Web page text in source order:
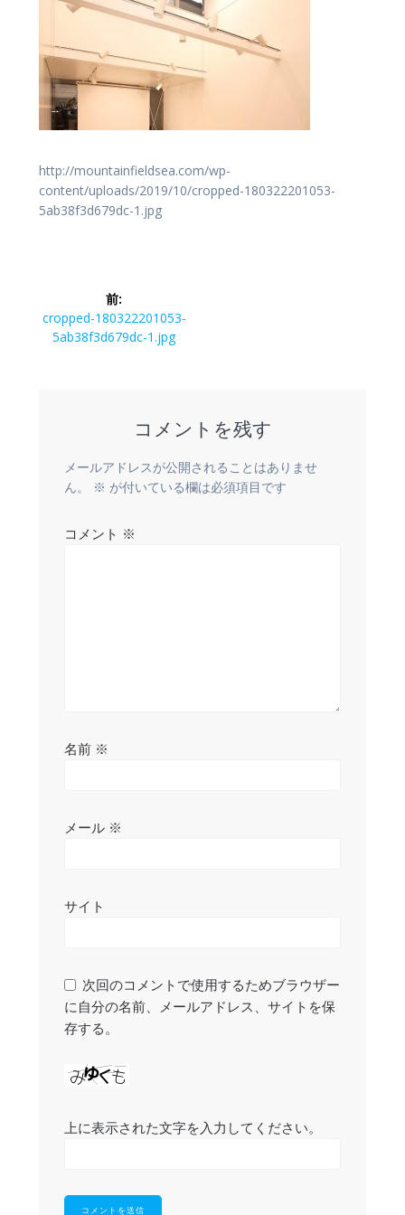
http://mountainfieldsea.com/wp-
content/uploads/2019/10/cropped-180322201053-
5ab38f3d679dc-1.jpg
稿
前:
前
の
cropped-180322201053-
5ab38f3d679dc-1.jpg
コメントを残す
メールアドレスが公開されることはありませ
ん。
※ が付いている欄は必須項目です
コメント ※
名前 ※
メール ※
サイト
次回のコメントで使用するためブラウザー
に自分の名前、メールアドレス、サイトを保
存する。
上に表示された文字を入力してください。